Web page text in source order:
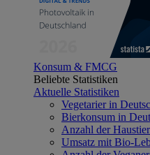
Konsum & FMCG
Beliebte Statistiken
Aktuelle Statistiken
Vegetarier in
Bierkonsum in
Anzahl der
Umsatz mit Bio-